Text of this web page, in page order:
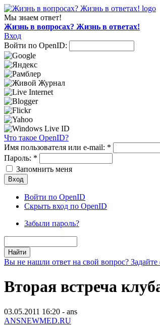
Мы знаем ответ!
Жизнь в вопросах? Жизнь в ответах!
Вход
Войти по OpenID:
Что такое OpenID?
Имя пользователя или e-mail: *
Пароль: *
Запомнить меня
Войти по OpenID
Скрыть вход по OpenID
Забыли пароль?
Вы не нашли ответ на свой вопрос? Задайте
Вторая встреча
03.05.2011 16:20 - ans
ANSNEWMED.RU